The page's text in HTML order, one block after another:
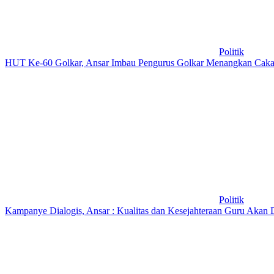
Politik
HUT Ke-60 Golkar, Ansar Imbau Pengurus Golkar Menangkan
Politik
Kampanye Dialogis, Ansar : Kualitas dan Kesejahteraan Guru Akan